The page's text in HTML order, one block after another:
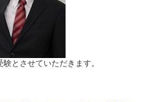
とさせていただきます。